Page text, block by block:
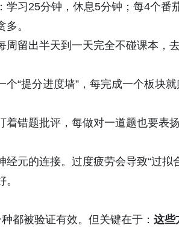
学习25分钟，休息5分钟；每4个番
。
周留出半天到一天完全不碰课本，
个“提分进度墙”，每完成一个板块
着错题批评，每做对一道题也要表
经元的连接。过度疲劳会导致“过
都被验证有效。但关键在于： 这些